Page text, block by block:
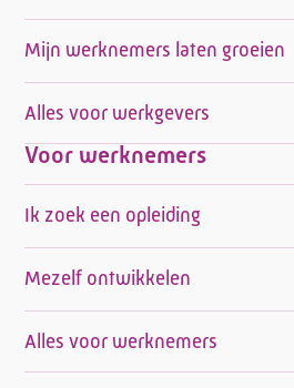
Mijn werknemers laten groeien
Alles voor werkgevers
Voor werknemers
Ik zoek een opleiding
Mezelf ontwikkelen
Alles voor werknemers